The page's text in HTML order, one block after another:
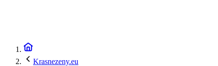
Krasnezeny.eu